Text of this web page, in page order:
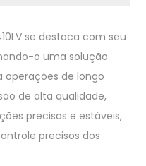
se destaca com seu
o uma solução
de longo
de alta qualidade,
precisas e estáveis,
precisos dos